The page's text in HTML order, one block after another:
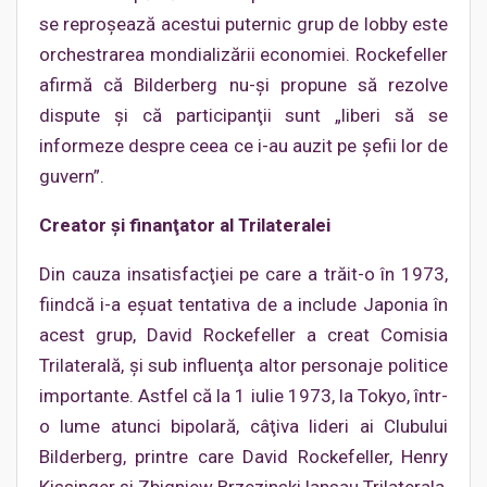
se reproşează acestui puternic grup de lobby este
orchestrarea mondializării economiei. Rockefeller
afirmă că Bilderberg nu-şi propune să rezolve
dispute şi că participanţii sunt „liberi să se
informeze despre ceea ce i-au auzit pe şefii lor de
guvern”.
Creator şi finanţator al Trilateralei
Din cauza insatisfacţiei pe care a trăit-o în 1973,
fiindcă i-a eşuat tentativa de a include Japonia în
acest grup, David Rockefeller a creat Comisia
Trilaterală, şi sub influenţa altor personaje politice
importante. Astfel că la 1 iulie 1973, la Tokyo, într-
o lume atunci bipolară, câţiva lideri ai Clubului
Bilderberg, printre care David Rockefeller, Henry